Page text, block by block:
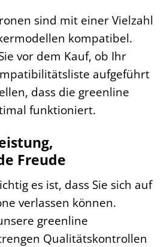
sind mit einer Vielzahl
kompatibel.
vor dem Kauf, ob Ihr
aufgeführt
dass die greenline
funktioniert.
Freude
es ist, dass Sie sich auf
verlassen können.
greenline
Qualitätskontrollen